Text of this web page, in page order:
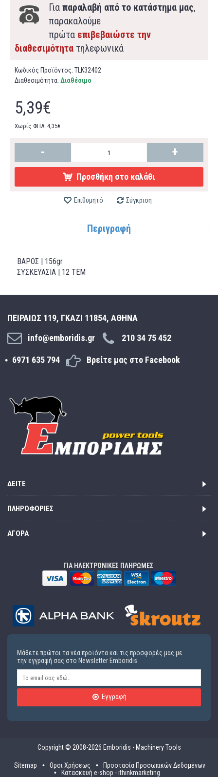
Για παραλαβή από το κατάστημα μας,
παρακαλούμε
πρώτα επιβεβαιώστε την
διαθεσιμότητα τηλεφωνικά
Κωδικός Προϊόντος: TLK32402
Διαθεσιμότητα: Διαθέσιμο
5,39€
Χωρίς ΦΠΑ: 4,35€
- +
Προσθήκη στο καλάθι
Επιθυμητό Σύγκριση
Περιγραφή
ΒΑΡΟΣ | 156gr
ΣΥΣΚΕΥΑΣΙΑ | 12 ΤΕΜ
ΠΕΙΡΑΙΩΣ 119, ΓΚΑΖΙ 11854, ΑΘΗΝΑ
info@emboridis.gr
210 34 75 452
6971 635 794 Βρείτε μας στο Facebook
ΔΕΊΤΕ
ΠΛΗΡΟΦΟΡΊΕΣ
ΑΓΟΡΆ
ΓΙΑ ΗΛΕΚΤΡΟΝΙΚΕΣ ΠΛΗΡΩΜΕΣ
Μάθετε πρώτοι τα νέα προϊόντα και τις προσφορές μας με
την εγγραφή σας στο Newsletter Emboridis
Εγγραφή
Copyright © 2008-2026 Emboridis - Machinery Tools
Sitemap Οροι Χρήσεως
Προστασία Προσωπικών Δεδομένων
Κατασκευή e-shop - ithinkmarketing